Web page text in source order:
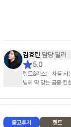
되어
다시한번 감사의 말을
차살때 화이팅
효린님 화이팅
김효린 담당 딜러
5.0
렌트&리스는 차를 사
님께 딱 맞는 금융 컨
출고후기 렌트